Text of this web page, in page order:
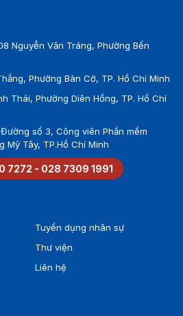
Nguyễn Văn Tráng, Phường Bến
Phường Bàn Cờ, TP. Hồ Chí Minh
Thái, Phường Diên Hồng, TP. Hồ Chí
Đường số 3, Công viên Phần mềm
Mỹ Tây, TP.Hồ Chí Minh
7272 - 028 7309 1991
Tuyển dụng nhân sự
Thư viện
Liên hệ